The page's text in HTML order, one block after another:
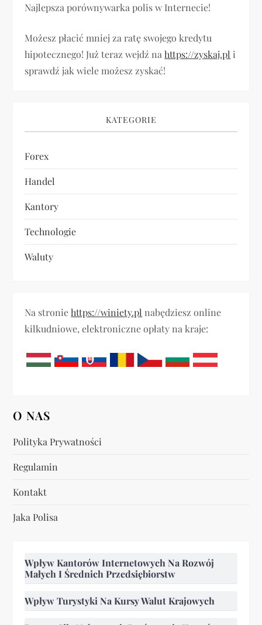
Najlepsza porównywarka polis w Internecie!
Możesz płacić mniej za ratę swojego kredytu
hipotecznego! Już teraz wejdź nahttps://zyskaj.pl i
sprawdź jak wiele możesz zyskać!
KATEGORIE
Forex
Handel
Kantory
Technologie
Waluty
Na stroniehttps://winiety.pl nabędziesz online
kilkudniowe, elektroniczne opłaty na kraje:
O NAS
Polityka Prywatności
Regulamin
Kontakt
Jaka Polisa
Wpływ Kantorów Internetowych Na Rozwój
Małych I Średnich Przedsiębiorstw
Wpływ Turystyki Na Kursy Walut Krajowych